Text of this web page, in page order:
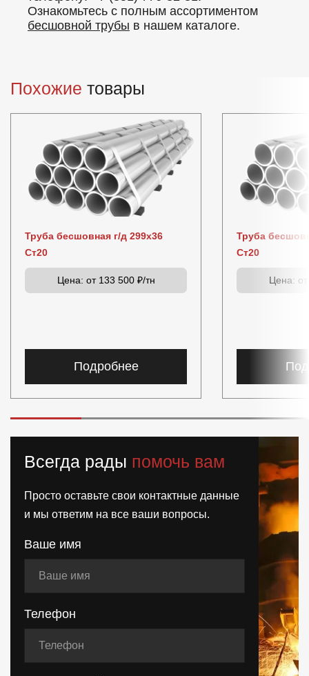
Ознакомьтесь с полным ассортиментом
бесшовной трубы в нашем каталоге.
Похожие товары
Труба бесшовная г/д 299х36
Ст20
Цена: от 133 500 ₽/тн
Подробнее
Труба
Ст20
Цена:
Всегда рады помочь вам
Просто оставьте свои контактные данные
и мы ответим на все ваши вопросы.
Ваше имя
Телефон